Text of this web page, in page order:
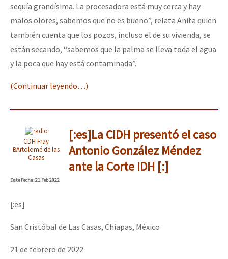
sequía grandísima. La procesadora está muy cerca y hay
malos olores, sabemos que no es bueno”, relata Anita quien
también cuenta que los pozos, incluso el de su vivienda, se
están secando, “sabemos que la palma se lleva toda el agua
y la poca que hay está contaminada”.
(Continuar leyendo…)
CDH Fray
BArtolomé de las
Casas
[:es]La CIDH presentó el caso
Antonio González Méndez
ante la Corte IDH [:]
DateFecha: 21 Feb 2022
[:es]
San Cristóbal de Las Casas, Chiapas, México
21 de febrero de 2022